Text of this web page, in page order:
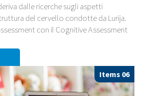
dalle ricerche sugli aspetti
del cervello condotte da Lurija.
con il Cognitive Assessment
Items 06